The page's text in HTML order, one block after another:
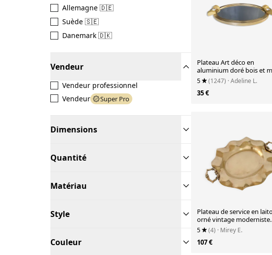
Allemagne 🇩🇪
Suède 🇸🇪
Danemark 🇩🇰
Vendeur
Vendeur professionnel
Vendeur
Super Pro
Dimensions
Quantité
Matériau
Style
Couleur
Plateau Art déco en
aluminium doré bois et
5 (1247) · Adeline L.
35 €
Plateau de service en
orné vintage moderniste
italien
5 (4) · Mirey E.
107 €